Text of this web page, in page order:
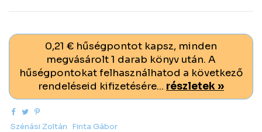
0,21 € hűségpontot kapsz, minden
megvásárolt 1 darab könyv után. A
hűségpontokat felhasználhatod a következő
rendeléseid kifizetésére... részletek »
Szénási Zoltán Finta Gábor